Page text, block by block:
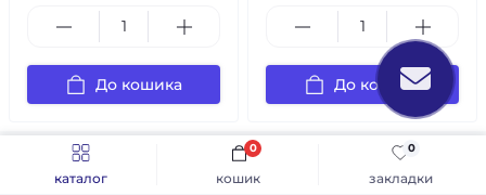
каталог закладки
0
кошик
0
До кошика До кошика